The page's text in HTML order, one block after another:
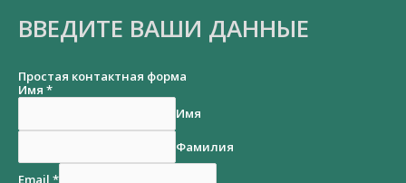
ВВЕДИТЕ ВАШИ ДАННЫЕ
Простая контактная форма
Имя *
Имя
Фамилия
Email *